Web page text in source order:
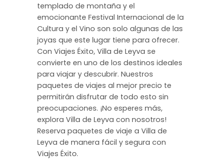
templado de montaña y el
emocionante Festival Internacional de la
Cultura y el Vino son solo algunas de las
joyas que este lugar tiene para ofrecer.
Con Viajes Éxito, Villa de Leyva se
convierte en uno de los destinos ideales
para viajar y descubrir. Nuestros
paquetes de viajes al mejor precio te
permitirán disfrutar de todo esto sin
preocupaciones. ¡No esperes más,
explora Villa de Leyva con nosotros!
Reserva paquetes de viaje a Villa de
Leyva de manera fácil y segura con
Viajes Éxito.